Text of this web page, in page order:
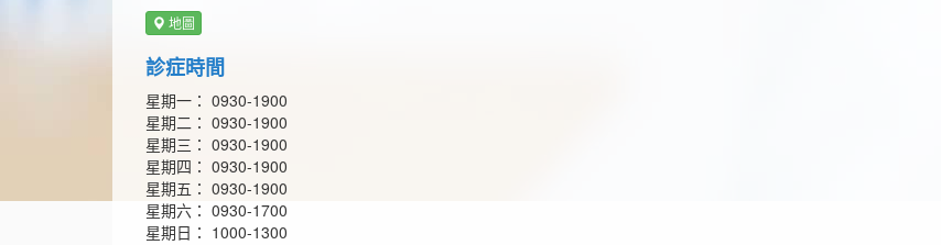
地圖
診症時間
星期一： 0930-1900
星期二： 0930-1900
星期三： 0930-1900
星期四： 0930-1900
星期五： 0930-1900
星期六： 0930-1700
星期日： 1000-1300